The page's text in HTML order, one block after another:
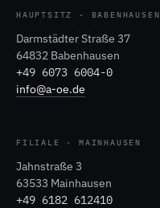
HAUPTSITZ · BABENHAUSEN
Darmstädter Straße 37
64832 Babenhausen
+49 6073 6004-0
info@a-oe.de
FILIALE · MAINHAUSEN
Jahnstraße 3
63533 Mainhausen
+49 6182 612410